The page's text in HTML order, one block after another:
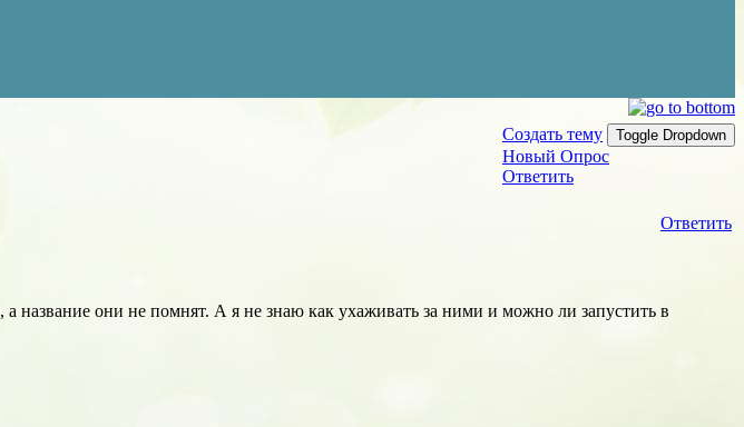
Создать тему
Toggle Dropdown
Новый Опрос
Ответить
Ответить
а название они не помнят. А я не знаю как ухаживать за ними и можно ли запустить в